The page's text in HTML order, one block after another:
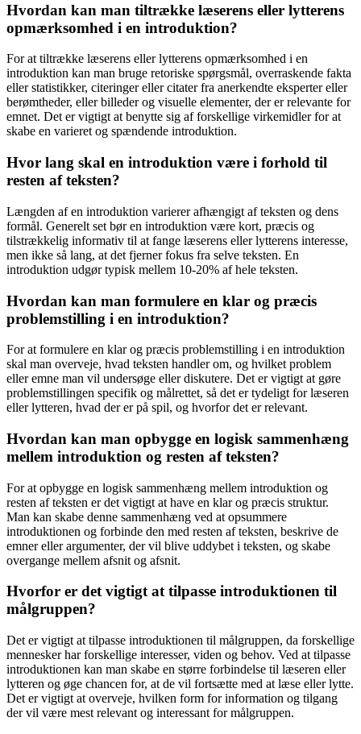
Hvordan kan man tiltrække læserens eller lytterens
opmærksomhed i en introduktion?
For at tiltrække læserens eller lytterens opmærksomhed i en
introduktion kan man bruge retoriske spørgsmål, overraskende fakta
eller statistikker, citeringer eller citater fra anerkendte eksperter eller
berømtheder, eller billeder og visuelle elementer, der er relevante for
emnet. Det er vigtigt at benytte sig af forskellige virkemidler for at
skabe en varieret og spændende introduktion.
Hvor lang skal en introduktion være i forhold til
resten af teksten?
Længden af en introduktion varierer afhængigt af teksten og dens
formål. Generelt set bør en introduktion være kort, præcis og
tilstrækkelig informativ til at fange læserens eller lytterens interesse,
men ikke så lang, at det fjerner fokus fra selve teksten. En
introduktion udgør typisk mellem 10-20% af hele teksten.
Hvordan kan man formulere en klar og præcis
problemstilling i en introduktion?
For at formulere en klar og præcis problemstilling i en introduktion
skal man overveje, hvad teksten handler om, og hvilket problem
eller emne man vil undersøge eller diskutere. Det er vigtigt at gøre
problemstillingen specifik og målrettet, så det er tydeligt for læseren
eller lytteren, hvad der er på spil, og hvorfor det er relevant.
Hvordan kan man opbygge en logisk sammenhæng
mellem introduktion og resten af teksten?
For at opbygge en logisk sammenhæng mellem introduktion og
resten af teksten er det vigtigt at have en klar og præcis struktur.
Man kan skabe denne sammenhæng ved at opsummere
introduktionen og forbinde den med resten af teksten, beskrive de
emner eller argumenter, der vil blive uddybet i teksten, og skabe
overgange mellem afsnit og afsnit.
Hvorfor er det vigtigt at tilpasse introduktionen til
målgruppen?
Det er vigtigt at tilpasse introduktionen til målgruppen, da forskellige
mennesker har forskellige interesser, viden og behov. Ved at tilpasse
introduktionen kan man skabe en større forbindelse til læseren eller
lytteren og øge chancen for, at de vil fortsætte med at læse eller lytte.
Det er vigtigt at overveje, hvilken form for information og tilgang
der vil være mest relevant og interessant for målgruppen.